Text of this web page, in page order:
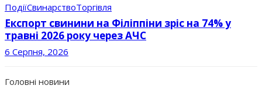
ПодіїСвинарствоТоргівля
Експорт свинини на Філіппіни зріс на 74% у
травні 2026 року через АЧС
6 Серпня, 2026
Головні новини